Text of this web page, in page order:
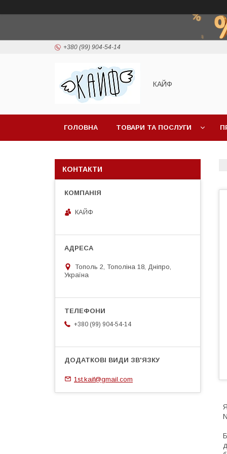
+380 (99) 904-54-14
КАЙФ
ГОЛОВНА ТОВАРИ ТА ПОСЛУГИ
КОНТАКТИ
КАЙФ
Тополь 2, Тополіна 18, Дніпро,
Україна
+380 (99) 904-54-14
1st.kaif@gmail.com